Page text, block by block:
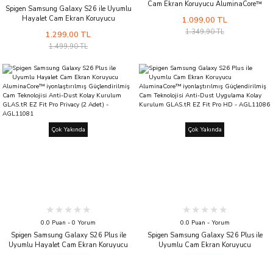
Spigen Samsung Galaxy S26 ile Uyumlu
Hayalet Cam Ekran Koruyucu
Güçlendirilmiş Cam Teknolojisi Anti-Dust
Kolay Kurulum GLAS.tR EZ Fit Pro Privacy
1.299,00 TL
1.499,90 TL
Cam Ekran Koruyucu AluminaCore™
Teknolojisi Anti-Dust Uygulama Kolay
Kurulum GLAS.tR EZ Fit Pro (2 Adet) -
1.099,00 TL
1.349,90 TL
Çok Yakında
0.0 Puan - 0 Yorum
Spigen Samsung Galaxy S26 Plus ile
Uyumlu Hayalet Cam Ekran Koruyucu
Çok Yakında
0.0 Puan - Yorum
Spigen Samsung Galaxy S26 Plus ile
Uyumlu Cam Ekran Koruyucu